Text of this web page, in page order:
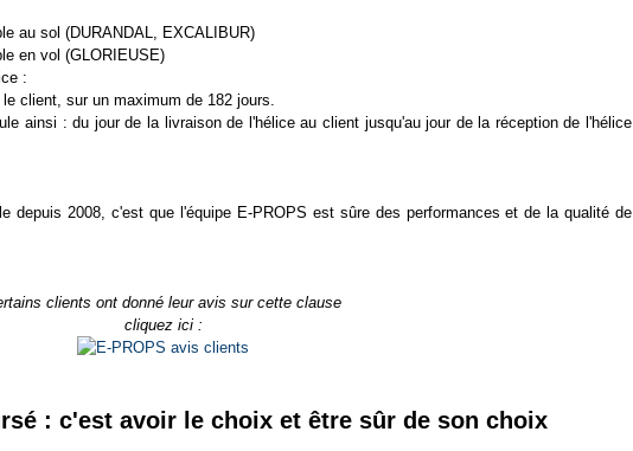
au sol (DURANDAL, EXCALIBUR)
en vol (GLORIEUSE)
:
client, sur un maximum de 182 jours.
ainsi : du jour de la livraison de l'hélice au client jusqu'au jour de la réception de l'hélice
depuis 2008, c'est que l'équipe E-PROPS est sûre des performances et de la qualité de
clients ont donné leur avis sur cette clause
cliquez ici :
: c'est avoir le choix et être sûr de son choix